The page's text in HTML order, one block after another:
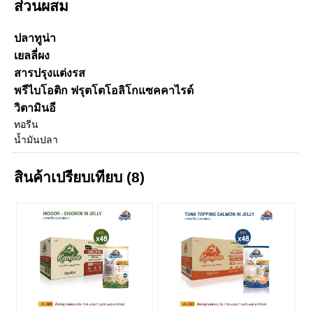
ส่วนผสม
ปลาทูน่า
เยลลี่ผง
สารปรุงแต่งรส
พรีไบโอติก ฟรุตโตโอลิโกแซคคาไรด์
วิตามินอี
ทอรีน
น้ำมันปลา
สินค้าเปรียบเทียบ (8)